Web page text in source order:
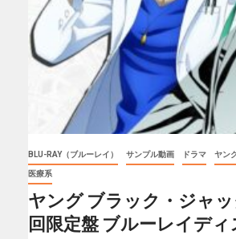
BLU-RAY（ブルーレイ） サンプル動画 ドラマ ヤン
医療系
ヤング ブラック・ジャッ
回限定盤 ブルーレイディ